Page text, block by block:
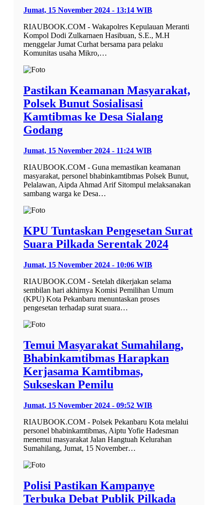
Jumat, 15 November 2024 - 13:14 WIB
RIAUBOOK.COM - Wakapolres Kepulauan Meranti
Kompol Dodi Zulkarnaen Hasibuan, S.E., M.H
menggelar Jumat Curhat bersama para pelaku
Komunitas usaha Mikro,…
Pastikan Keamanan Masyarakat,
Polsek Bunut Sosialisasi
Kamtibmas ke Desa Sialang
Godang
Jumat, 15 November 2024 - 11:24 WIB
RIAUBOOK.COM - Guna memastikan keamanan
masyarakat, personel bhabinkamtibmas Polsek Bunut,
Pelalawan, Aipda Ahmad Arif Sitompul melaksanakan
sambang warga ke Desa…
KPU Tuntaskan Pengesetan Surat
Suara Pilkada Serentak 2024
Jumat, 15 November 2024 - 10:06 WIB
RIAUBOOK.COM - Setelah dikerjakan selama
sembilan hari akhirnya Komisi Pemilihan Umum
(KPU) Kota Pekanbaru menuntaskan proses
pengesetan terhadap surat suara…
Temui Masyarakat Sumahilang,
Bhabinkamtibmas Harapkan
Kerjasama Kamtibmas,
Sukseskan Pemilu
Jumat, 15 November 2024 - 09:52 WIB
RIAUBOOK.COM - Polsek Pekanbaru Kota melalui
personel bhabinkamtibmas, Aiptu Yofie Hadesman
menemui masyarakat Jalan Hangtuah Kelurahan
Sumahilang, Jumat, 15 November…
Polisi Pastikan Kampanye
Terbuka Debat Publik Pilkada